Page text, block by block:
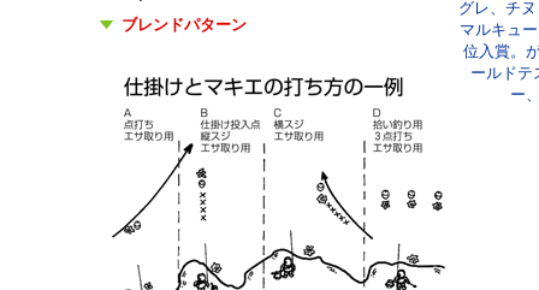
グレ、チ
マルキュ
位入賞。
ールドテ
ー
ブレンドパターン